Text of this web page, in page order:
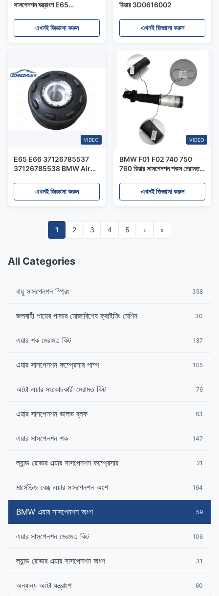
সাসপেনশন যন্ত্রাংশ E65
37126785537 / কার শক
এখনই জিজ্ঞাসা করুন
রিয়ার 3D0616002
এখনই জিজ্ঞাসা করুন
VIDEO
E65 E66 37126785537
37126785538 BMW Air
Upper Rubber Mount
এখনই জিজ্ঞাসা করুন
VIDEO
BMW F01 F02 740 750
760 রিয়ার সাসপেনশন শকস মেরামত
37126791676
এখনই জিজ্ঞাসা করুন
1 2 3 4 5 › »
All Categories
বায়ু সাসপেনশন স্প্রিং 358
জলবাহী পায়ের পাতার মোজাবিশেষ ক্রাইমিং মেশিন 30
এয়ার শক মেরামত কিট 187
এয়ার সাসপেনশন কম্প্রেসার পাম্প 105
অটো এয়ার সংকোচকারী মেরামত কিট 76
এয়ার সাসপেনশন ভালভ ব্লক 63
এয়ার সাসপেনশন শক 147
ল্যান্ড রোভার এয়ার সাসপেনশন কম্প্রেসার 21
মার্সেডিজ বেঞ্জ এয়ার সাসপেনশন অংশ 164
BMW এয়ার সাসপেনশন অংশ 59
এয়ার সাসপেনশন মেরামত কিট 106
ল্যান্ড রোভার এয়ার সাসপেনশন অংশ 31
অন্যান্য অটো যন্ত্রাংশ 60